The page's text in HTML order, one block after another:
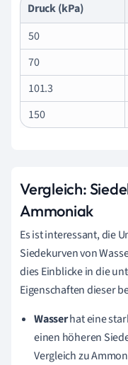
Druck (kPa)
50
70
101.3
150
Vergleich:
Ammoniak
Es ist interessant, die
Siedekurven von
dies Einblicke in die
Eigenschaften dieser
Wasserhat eine
einen höheren
Vergleich zu